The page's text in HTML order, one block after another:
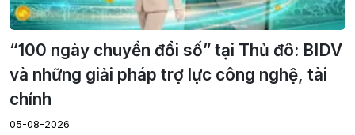
“100 ngày chuyển đổi số” tại Thủ đô: BIDV
và những giải pháp trợ lực công nghệ, tài
chính
05-08-2026